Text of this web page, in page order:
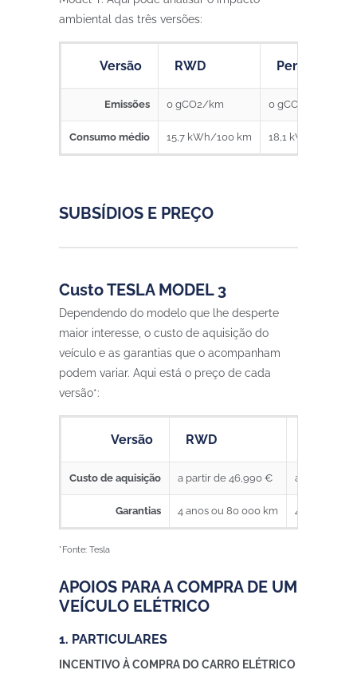
ambiental das três versões:
Versão RWD Performance
Emissões 0 gCO2/km 0 gCO2/km
Consumo médio 15,7 kWh/100 km 18,1 kWh/100 km
SUBSÍDIOS E PREÇO
Custo TESLA MODEL 3
Dependendo do modelo que lhe desperte
maior interesse, o custo de aquisição do
veículo e as garantias que o acompanham
podem variar. Aqui está o preço de cada
versão*:
Versão RWD
Custo de aquisição a partir de 46,990 € a partir de
Garantias 4 anos ou 80 000 km 4 anos ou
*Fonte: Tesla
APOIOS PARA A COMPRA DE UM
VEÍCULO ELÉTRICO
1. PARTICULARES
INCENTIVO À COMPRA DO CARRO ELÉTRICO